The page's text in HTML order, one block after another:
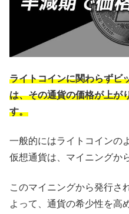
ライトコインに関わらずビ
は、その通貨の価格が上が
す。
一般的にはライトコインの
仮想通貨は、マイニングか
このマイニングから発行さ
よって、通貨の希少性を高